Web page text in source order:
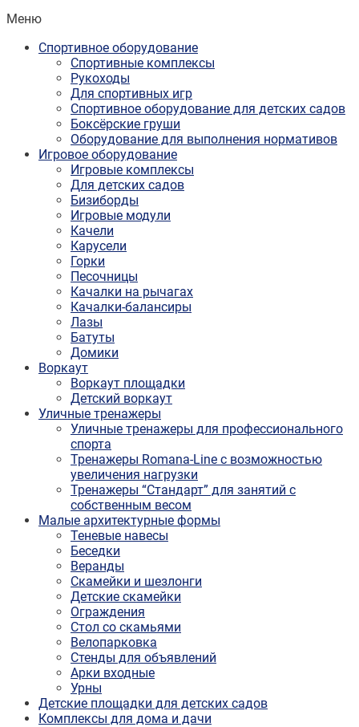
Меню
Спортивное оборудование
Спортивные комплексы
Рукоходы
Для спортивных игр
Спортивное оборудование для детских садов
Боксёрские груши
Оборудование для выполнения нормативов
Игровое оборудование
Игровые комплексы
Для детских садов
Бизиборды
Игровые модули
Качели
Карусели
Горки
Песочницы
Качалки на рычагах
Качалки-балансиры
Лазы
Батуты
Домики
Воркаут
Воркаут площадки
Детский воркаут
Уличные тренажеры
Уличные тренажеры для профессионального
спорта
Тренажеры Romana-Line с возможностью
увеличения нагрузки
Тренажеры “Стандарт” для занятий с
собственным весом
Малые архитектурные формы
Теневые навесы
Беседки
Веранды
Скамейки и шезлонги
Детские скамейки
Ограждения
Стол со скамьями
Велопарковка
Стенды для объявлений
Арки входные
Урны
Детские площадки для детских садов
Комплексы для дома и дачи